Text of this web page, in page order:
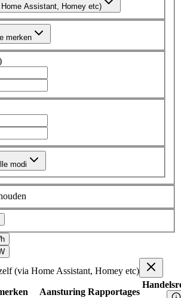
Assistant, Homey etc)
merken
modi
(via Home Assistant, Homey etc)
Aansturing Rapportages